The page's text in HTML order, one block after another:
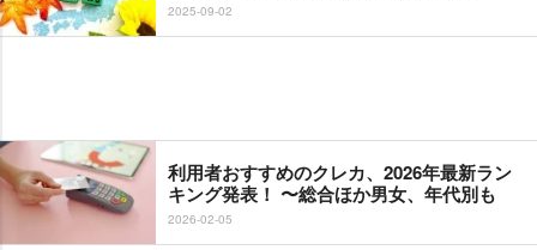
2025-09-02
利用者おすすめのクレカ、2026年最新ラン
キング発表！ 〜総合ほか男女、年代別も
2026-02-05